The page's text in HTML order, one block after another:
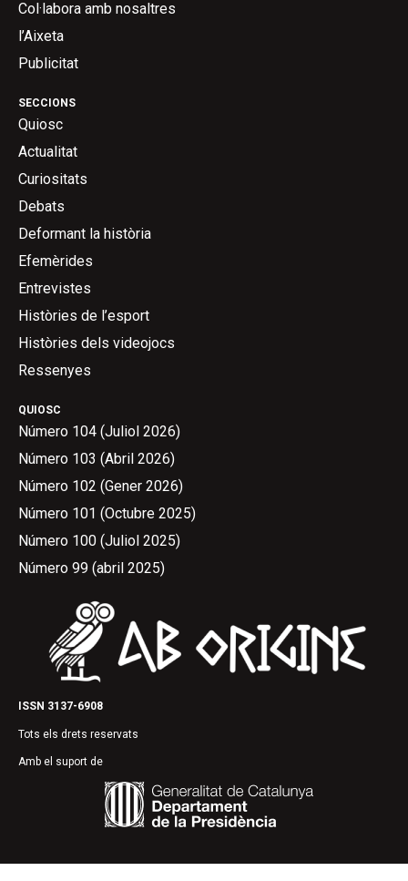
ISSN 3137-6908
Tots els drets reservats
Amb el suport de
QUIOSC
Número 104 (Juliol 2026)
Número 103 (Abril 2026)
Número 102 (Gener 2026)
Número 101 (Octubre 2025)
Número 100 (Juliol 2025)
Número 99 (abril 2025)
SECCIONS
Quiosc
Actualitat
Curiositats
Debats
Deformant la història
Efemèrides
Entrevistes
Històries de l’esport
Històries dels videojocs
Ressenyes
Col·labora amb nosaltres
l’Aixeta
Publicitat